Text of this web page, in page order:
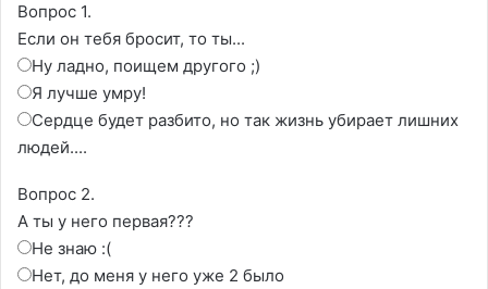
Вопрос 1.
Если он тебя бросит, то ты...
Ну ладно, поищем другого ;)
Я лучше умру!
Сердце будет разбито, но так жизнь убирает лишних
людей....
Вопрос 2.
А ты у него первая???
Не знаю :(
Нет, до меня у него уже 2 было